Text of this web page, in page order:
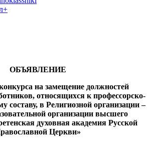
ОБЪЯВЛЕНИЕ
на замещение должностей
относящихся к профессорско-
составу, в Религиозной организации –
организации высшего
духовная академия Русской
Церкви»